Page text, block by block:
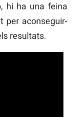
hi ha una feina
per aconseguir-
resultats.